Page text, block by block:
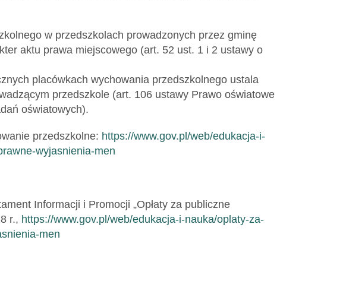
w przedszkolach prowadzonych przez gminę
aktu prawa miejscowego (art. 52 ust. 1 i 2 ustawy o
placówkach wychowania przedszkolnego ustala
przedszkole (art. 106 ustawy Prawo oświatowe
oświatowych).
przedszkolne: https://www.gov.pl/web/edukacja-i-
wyjasnienia-men
Informacji i Promocji „Opłaty za publiczne
r., https://www.gov.pl/web/edukacja-i-nauka/oplaty-za-
men